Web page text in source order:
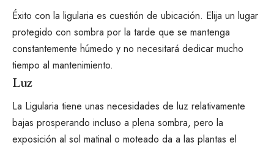
Éxito con la ligularia es cuestión de ubicación. Elija un lugar
protegido con sombra por la tarde que se mantenga
constantemente húmedo y no necesitará dedicar mucho
tiempo al mantenimiento.
Luz
La Ligularia tiene unas necesidades de luz relativamente
bajas prosperando incluso a plena sombra, pero la
exposición al sol matinal o moteado da a las plantas el